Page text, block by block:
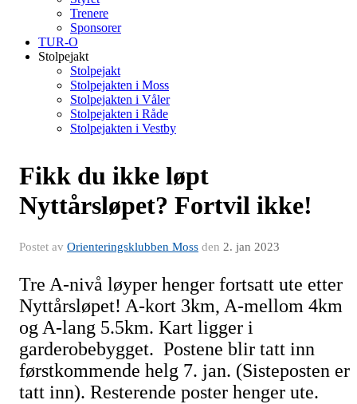
Trenere
Sponsorer
TUR-O
Stolpejakt
Stolpejakt
Stolpejakten i Moss
Stolpejakten i Våler
Stolpejakten i Råde
Stolpejakten i Vestby
Fikk du ikke løpt
Nyttårsløpet? Fortvil ikke!
Postet av Orienteringsklubben Moss den 2. jan 2023
Tre A-nivå løyper henger fortsatt ute etter
Nyttårsløpet! A-kort 3km, A-mellom 4km
og A-lang 5.5km. Kart ligger i
garderobebygget. Postene blir tatt inn
førstkommende helg 7. jan. (Sisteposten er
tatt inn). Resterende poster henger ute.